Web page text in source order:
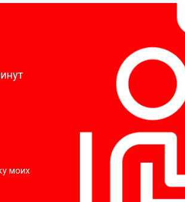
моих